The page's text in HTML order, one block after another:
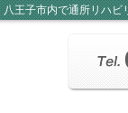
八王子市内で通所リハビ